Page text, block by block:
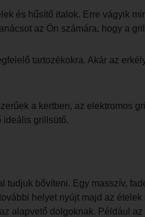
és hűsítő italok. Erre vágyik
az Ön számára, hogy a
tartozékokra. Akár az
a kertben, az elektromos
ideális grillsütő.
tudjuk bővíteni. Egy masszív,
helyet nyújt majd az
alapvető dolgoknak. Például